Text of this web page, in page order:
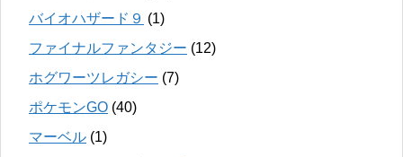
バイオハザード９ (1)
ファイナルファンタジー (12)
ホグワーツレガシー (7)
ポケモンGO (40)
マーベル (1)